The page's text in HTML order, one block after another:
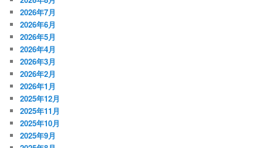
2026年7月
2026年6月
2026年5月
2026年4月
2026年3月
2026年2月
2026年1月
2025年12月
2025年11月
2025年10月
2025年9月